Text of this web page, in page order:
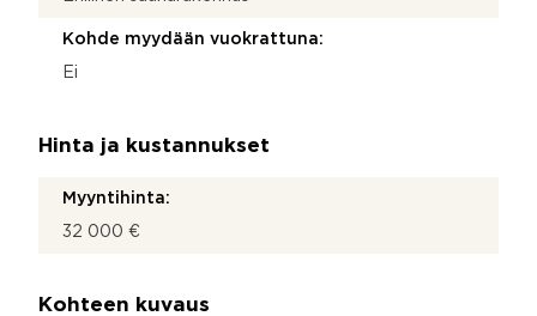
Kohde myydään vuokrattuna:
Ei
Hinta ja kustannukset
Myyntihinta:
32 000 €
Kohteen kuvaus